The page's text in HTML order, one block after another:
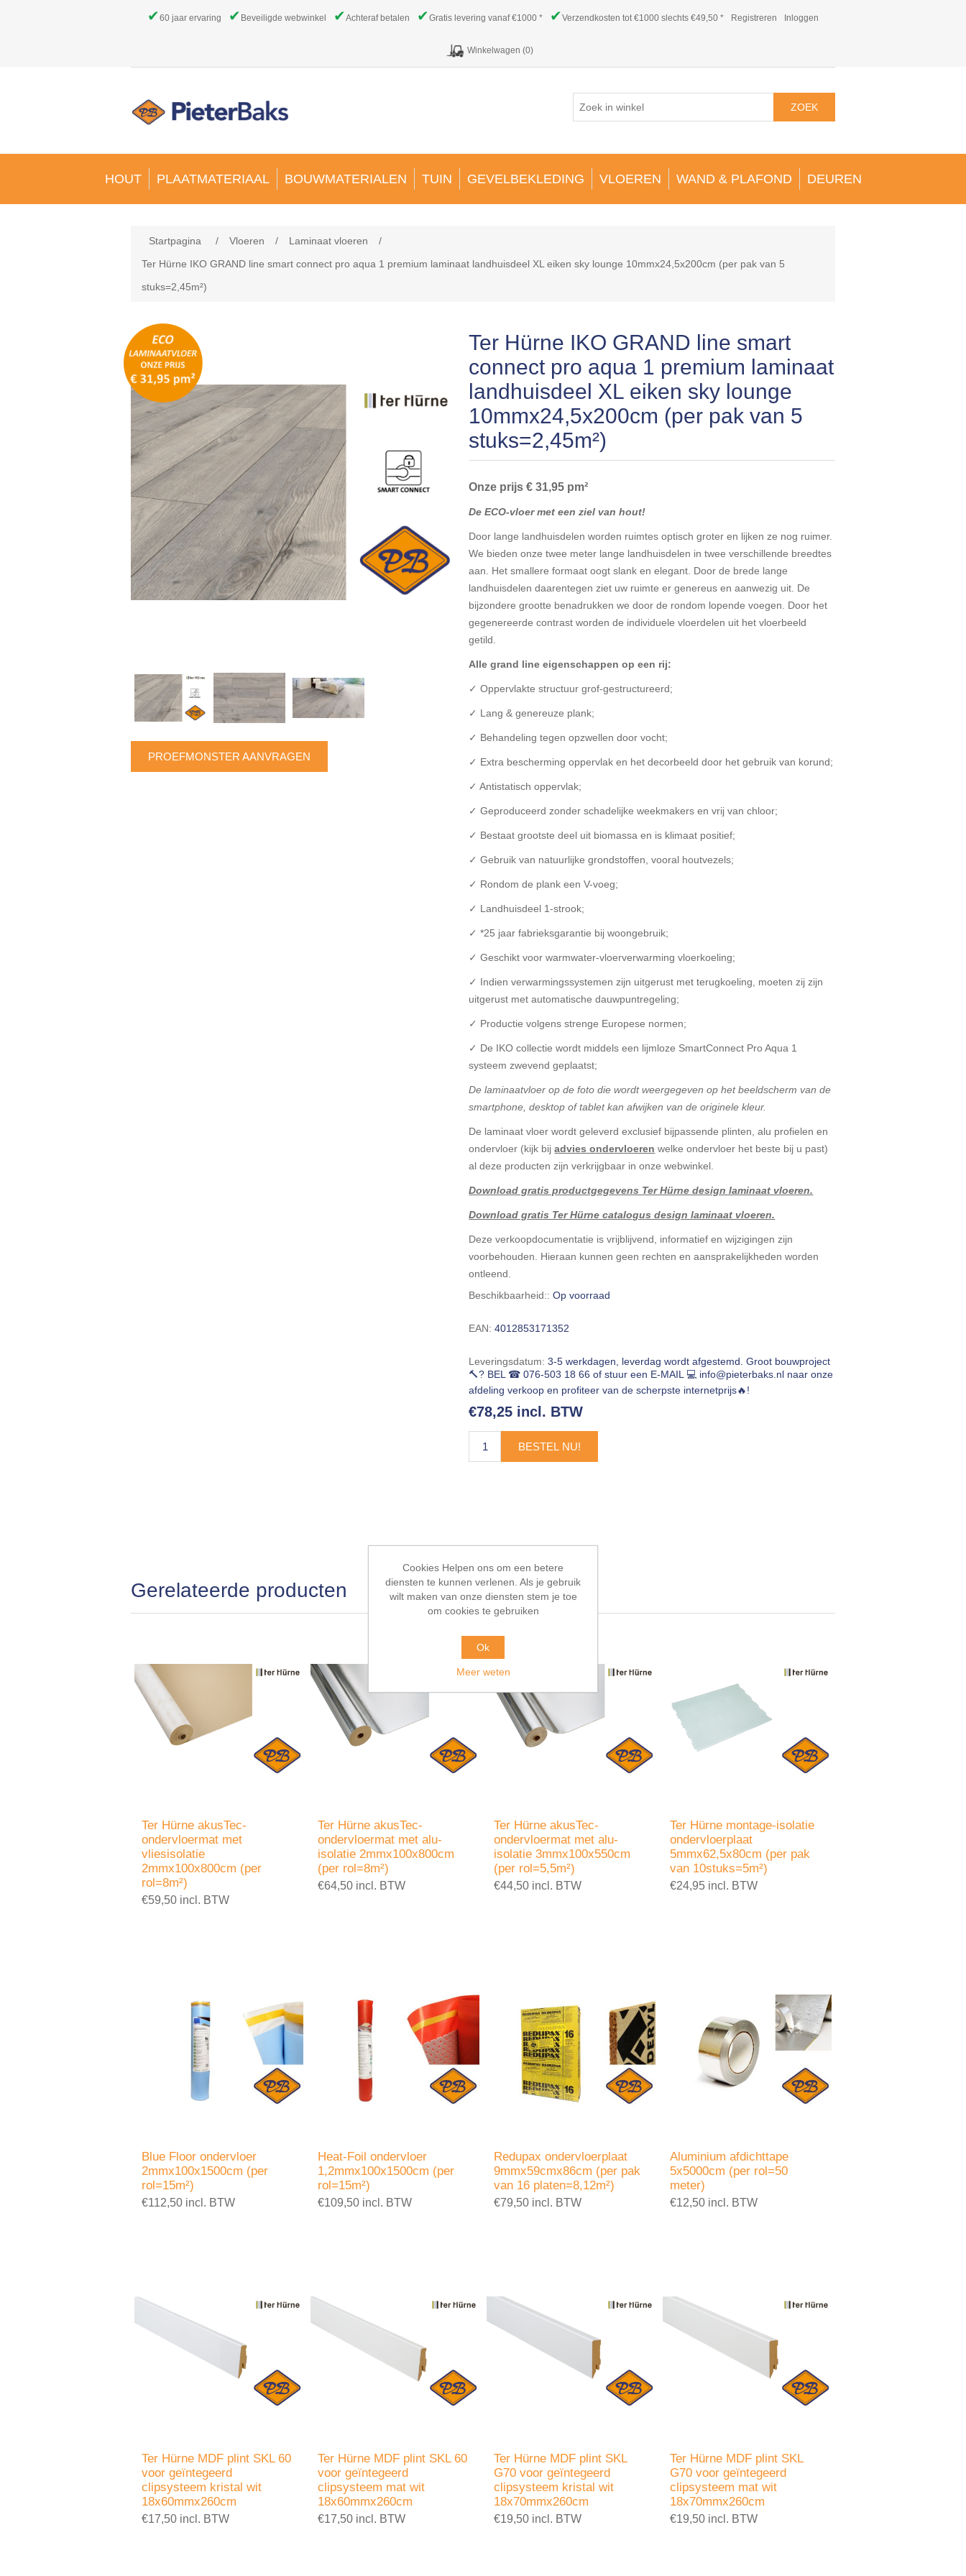
✔60 jaar ervaring ✔ Beveiligde webwinkel ✔Achteraf betalen ✔Gratis levering vanaf €1000 * ✔Verzendkosten tot €1000 slechts €49,50 * Registreren Inloggen
Winkelwagen (0)
ZOEK
HOUT PLAATMATERIAAL BOUWMATERIALEN TUIN GEVELBEKLEDING VLOEREN WAND & PLAFOND DEUREN
Startpagina / Vloeren / Laminaat vloeren
/
Ter Hürne IKO GRAND line smart connect pro aqua 1 premium laminaat landhuisdeel XL eiken sky lounge 10mmx24,5x200cm (per pak van 5
stuks=2,45m²)
PROEFMONSTER AANVRAGEN
Ter Hürne IKO GRAND line smart
connect pro aqua 1 premium laminaat
landhuisdeel XL eiken sky lounge
10mmx24,5x200cm (per pak van 5
stuks=2,45m²)
Onze prijs € 31,95 pm²
De ECO-vloer met een ziel van hout!
Door lange landhuisdelen worden ruimtes optisch groter en lijken ze nog ruimer.
We bieden onze twee meter lange landhuisdelen in twee verschillende breedtes
aan. Het smallere formaat oogt slank en elegant. Door de brede lange
landhuisdelen daarentegen ziet uw ruimte er genereus en aanwezig uit. De
bijzondere grootte benadrukken we door de rondom lopende voegen. Door het
gegenereerde contrast worden de individuele vloerdelen uit het vloerbeeld
getild.
Alle grand line eigenschappen op een rij:
✓ Oppervlakte structuur grof-gestructureerd;
✓ Lang & genereuze plank;
✓ Behandeling tegen opzwellen door vocht;
✓ Extra bescherming oppervlak en het decorbeeld door het gebruik van korund;
✓ Antistatisch oppervlak;
✓ Geproduceerd zonder schadelijke weekmakers en vrij van chloor;
✓ Bestaat grootste deel uit biomassa en is klimaat positief;
✓ Gebruik van natuurlijke grondstoffen, vooral houtvezels;
✓ Rondom de plank een V-voeg;
✓ Landhuisdeel 1-strook;
✓ *25 jaar fabrieksgarantie bij woongebruik;
✓ Geschikt voor warmwater-vloerverwarming vloerkoeling;
✓ Indien verwarmingssystemen zijn uitgerust met terugkoeling, moeten zij zijn
uitgerust met automatische dauwpuntregeling;
✓ Productie volgens strenge Europese normen;
✓ De IKO collectie wordt middels een lijmloze SmartConnect Pro Aqua 1
systeem zwevend geplaatst;
De laminaatvloer op de foto die wordt weergegeven op het beeldscherm van de
smartphone, desktop of tablet kan afwijken van de originele kleur.
De laminaat vloer wordt geleverd exclusief bijpassende plinten, alu profielen en
ondervloer (kijk bijadvies ondervloeren welke ondervloer het beste bij u past)
al deze producten zijn verkrijgbaar in onze webwinkel.
Download gratis productgegevens Ter Hürne design laminaat vloeren.
Download gratis Ter Hürne catalogus design laminaat vloeren.
Deze verkoopdocumentatie is vrijblijvend, informatief en wijzigingen zijn
voorbehouden. Hieraan kunnen geen rechten en aansprakelijkheden worden
ontleend.
Beschikbaarheid:: Op voorraad
EAN: 4012853171352
Leveringsdatum: 3-5 werkdagen, leverdag wordt afgestemd. Groot bouwproject
🔨? BEL ☎ 076-503 18 66 of stuur een E-MAIL 💻 info@pieterbaks.nl naar onze
afdeling verkoop en profiteer van de scherpste internetprijs🔥!
€78,25 incl. BTW
BESTEL NU!
Gerelateerde producten
Ter Hürne akusTec-
ondervloermat met
vliesisolatie
2mmx100x800cm (per
rol=8m²)
€59,50 incl. BTW
Ter Hürne akusTec-
ondervloermat met alu-
isolatie 2mmx100x800cm
(per rol=8m²)
€64,50 incl. BTW
Ter Hürne akusTec-
ondervloermat met alu-
isolatie 3mmx100x550cm
(per rol=5,5m²)
€44,50 incl. BTW
Ter Hürne montage-isolatie
ondervloerplaat
5mmx62,5x80cm (per pak
van 10stuks=5m²)
€24,95 incl. BTW
Blue Floor ondervloer
2mmx100x1500cm (per
rol=15m²)
€112,50 incl. BTW
Heat-Foil ondervloer
1,2mmx100x1500cm (per
rol=15m²)
€109,50 incl. BTW
Redupax ondervloerplaat
9mmx59cmx86cm (per pak
van 16 platen=8,12m²)
€79,50 incl. BTW
Aluminium afdichttape
5x5000cm (per rol=50
meter)
€12,50 incl. BTW
Ter Hürne MDF plint SKL 60
voor geïntegeerd
clipsysteem kristal wit
18x60mmx260cm
€17,50 incl. BTW
Ter Hürne MDF plint SKL 60
voor geïntegeerd
clipsysteem mat wit
18x60mmx260cm
€17,50 incl. BTW
Ter Hürne MDF plint SKL
G70 voor geïntegeerd
clipsysteem kristal wit
18x70mmx260cm
€19,50 incl. BTW
Ter Hürne MDF plint SKL
G70 voor geïntegeerd
clipsysteem mat wit
18x70mmx260cm
€19,50 incl. BTW
Cookies Helpen ons om een betere
diensten te kunnen verlenen. Als je gebruik
wilt maken van onze diensten stem je toe
om cookies te gebruiken
Ok
Meer weten